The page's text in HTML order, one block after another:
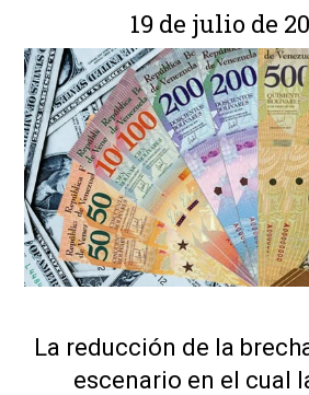
19 de julio de
La reducción de la
escenario en el cual